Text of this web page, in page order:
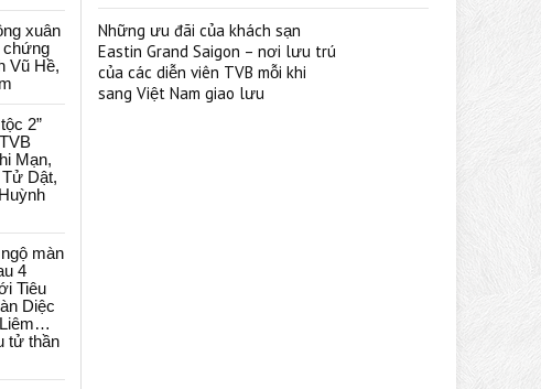
xuân
chứng
Vũ Hề,
2”
Mạn,
Dật,
màn
4
Tiêu
Diệc
tử thần
Những ưu đãi của khách sạn
Eastin Grand Saigon – nơi lưu trú
của các diễn viên TVB mỗi khi
sang Việt Nam giao lưu